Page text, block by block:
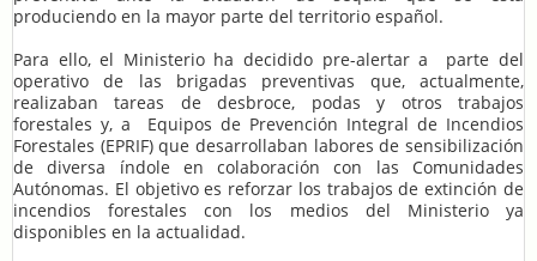
produciendo en la mayor parte del territorio español.
Para ello, el Ministerio ha decidido pre-alertar a parte del
operativo de las brigadas preventivas que, actualmente,
realizaban tareas de desbroce, podas y otros trabajos
forestales y, a Equipos de Prevención Integral de Incendios
Forestales (EPRIF) que desarrollaban labores de sensibilización
de diversa índole en colaboración con las Comunidades
Autónomas. El objetivo es reforzar los trabajos de extinción de
incendios forestales con los medios del Ministerio ya
disponibles en la actualidad.